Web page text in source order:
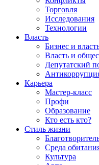
Торговля
Исследования
Технологии
Власть
Бизнес и
Власть и
Депутатский
Карьера
Мастер-класс
Профи
Образование
Кто есть кто?
Стиль жизни
Среда
Культура